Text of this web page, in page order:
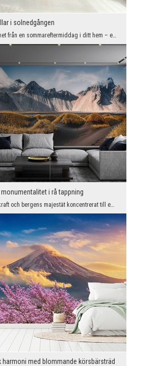
i solnedgången
Skapa lugnet från en sommareftermiddag i ditt hem – en fototapet med vajande sädesfält och det va...
monumentalitet i rå tappning
Naturens kraft och bergens majestät koncentrerat till en vägg. Fototapeten med ett bergslandskap ...
harmoni med blommande körsbärsträd